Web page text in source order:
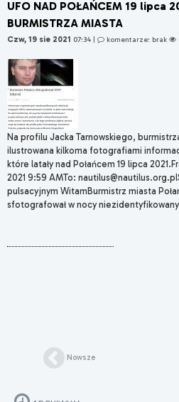
UFO NAD POŁAŃCEM 19 lipca
BURMISTRZA MIASTA
Czw, 19 sie 2021 07:34 | komentarze: brak
Na profilu Jacka Tarnowskiego,
ilustrowana kilkoma fotografiami
które latały nad Połańcem 19 lipca
2021 9:59 AMTo:
pulsacyjnym WitamBurmistrz miasta
sfotografował w nocy
Nowsze